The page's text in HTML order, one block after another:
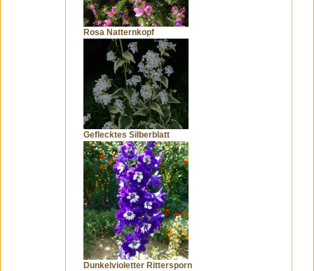
Rosa Natternkopf
Geflecktes Silberblatt
Dunkelvioletter Rittersporn